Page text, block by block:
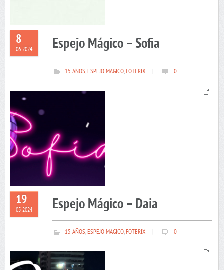
8
06 2024 Espejo Mágico – Sofia
15 AÑOS,ESPEJO MAGICO,FOTERIX 0
19
05 2024 Espejo Mágico – Daia
15 AÑOS,ESPEJO MAGICO,FOTERIX 0